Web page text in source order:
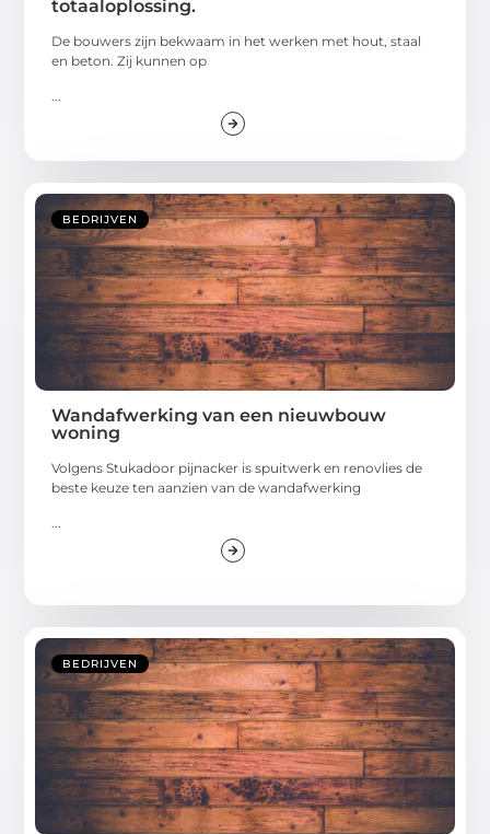
totaaloplossing.
De bouwers zijn bekwaam in het werken met hout, staal
en beton. Zij kunnen op
BEDRIJVEN
Wandafwerking van een nieuwbouw
woning
Volgens Stukadoor pijnacker is spuitwerk en renovlies de
beste keuze ten aanzien van de wandafwerking
...
BEDRIJVEN